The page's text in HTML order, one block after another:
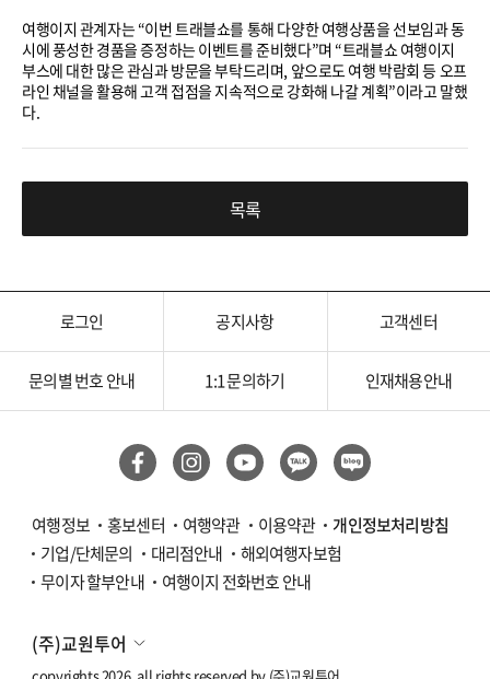
여행이지 관계자는 “이번 트래블쇼를 통해 다양한 여행상품을 선보임과 동
시에 풍성한 경품을 증정하는 이벤트를 준비했다”며 “트래블쇼 여행이지
부스에 대한 많은 관심과 방문을 부탁드리며, 앞으로도 여행 박람회 등 오프
라인 채널을 활용해 고객 접점을 지속적으로 강화해 나갈 계획”이라고 말했
다.
목록
로그인 공지사항 고객센터
문의별 번호 안내 1:1 문의하기 인재채용안내
여행정보 홍보센터 여행약관 이용약관
개인정보처리방침
기업/단체문의
대리점안내
해외여행자보험
무이자 할부안내
여행이지 전화번호 안내
(주)교원투어